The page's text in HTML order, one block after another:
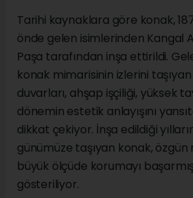
Tarihi kaynaklara göre konak,
önde gelen isimlerinden Kangal
Paşa tarafından inşa ettirildi.
konak mimarisinin izlerini
duvarları, ahşap işçiliği, yüksek
dönemin estetik anlayışını
dikkat çekiyor. İnşa edildiği
günümüze taşıyan konak,
büyük ölçüde korumayı
gösteriliyor.